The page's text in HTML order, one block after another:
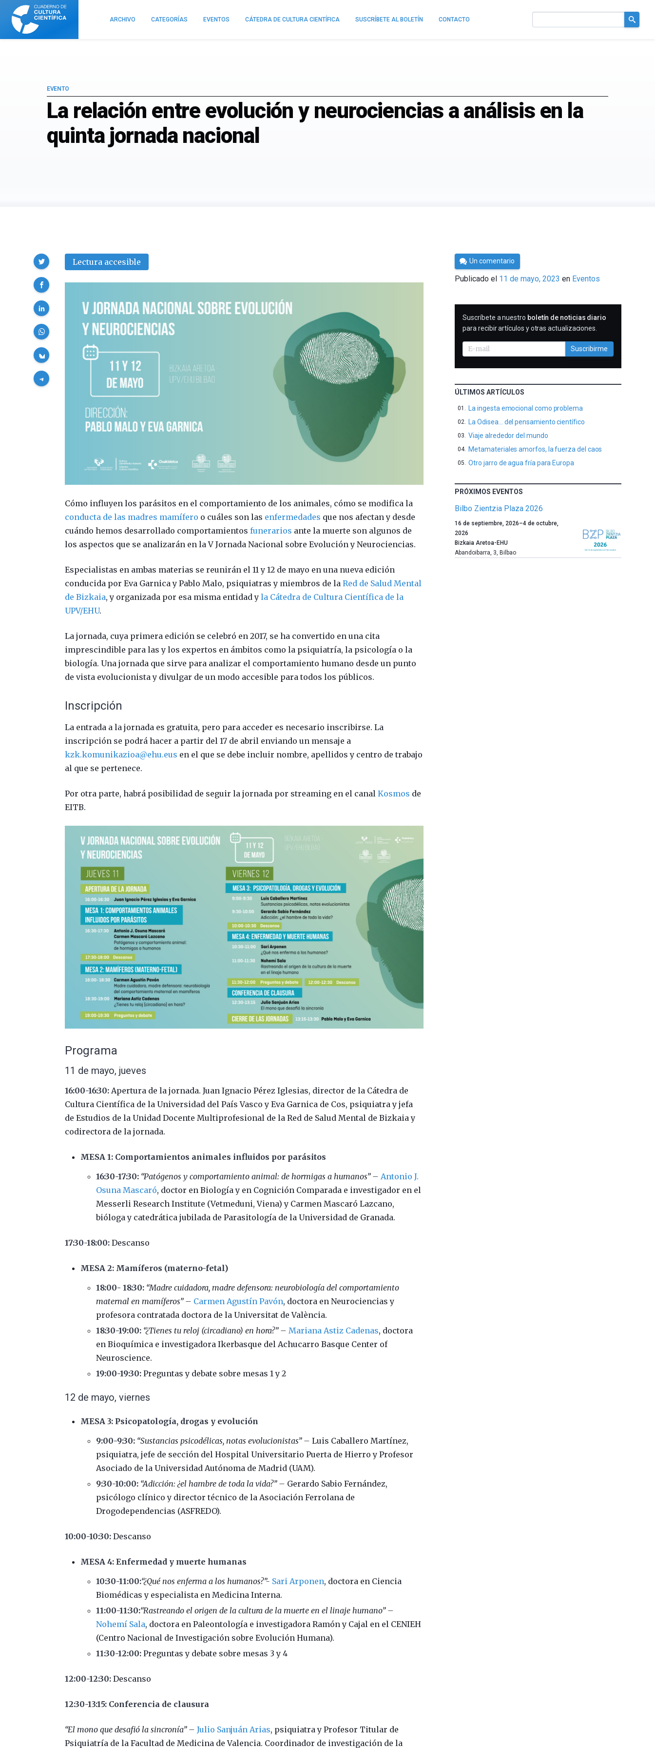
Cuaderno
Cultura
Científica
ARCHIVO CATEGORÍAS EVENTOS CÁTEDRA DE CULTURA CIENTÍFICA SUSCRÍBETE AL BOLETÍN CONTACTO
La relación entre evolución y neurociencias a análisis en la
quinta jornada nacional
EVENTO
Lectura accesible
Cómo influyen los parásitos en el comportamiento de los animales, cómo se modifica la
conducta de las madres mamífero o cuáles son las enfermedades que nos afectan y desde
cuándo hemos desarrollado comportamientosfunerarios ante la muerte son algunos de
los aspectos que se analizarán en la V Jornada Nacional sobre Evolución y Neurociencias.
Especialistas en ambas materias se reunirán el 11 y 12 de mayo en una nueva edición
conducida por Eva Garnica y Pablo Malo, psiquiatras y miembros de laRed de Salud Mental
de Bizkaia, y organizada por esa misma entidad yla Cátedra de Cultura Científica de la
UPV/EHU.
La jornada, cuya primera edición se celebró en 2017, se ha convertido en una cita
imprescindible para las y los expertos en ámbitos como la psiquiatría, la psicología o la
biología. Una jornada que sirve para analizar el comportamiento humano desde un punto
de vista evolucionista y divulgar de un modo accesible para todos los públicos.
Inscripción
La entrada a la jornada es gratuita, pero para acceder es necesario inscribirse. La
inscripción se podrá hacer a partir del 17 de abril enviando un mensaje a
kzk.komunikazioa@ehu.eus en el que se debe incluir nombre, apellidos y centro de trabajo
al que se pertenece.
Por otra parte, habrá posibilidad de seguir la jornada por streaming en el canalKosmos de
EITB.
Programa
11 de mayo, jueves
16:00-16:30: Apertura de la jornada. Juan Ignacio Pérez Iglesias, director de la Cátedra de
Cultura Científica de la Universidad del País Vasco y Eva Garnica de Cos, psiquiatra y jefa
de Estudios de la Unidad Docente Multiprofesional de la Red de Salud Mental de Bizkaia y
codirectora de la jornada.
MESA 1: Comportamientos animales influidos por parásitos
16:30-17:30: “Patógenos y comportamiento animal: de hormigas a humanos” – Antonio J.
Osuna Mascaró, doctor en Biología y en Cognición Comparada e investigador en el
Messerli Research Institute (Vetmeduni, Viena) y Carmen Mascaró Lazcano,
bióloga y catedrática jubilada de Parasitología de la Universidad de Granada.
17:30-18:00:Descanso
MESA 2: Mamíferos (materno-fetal)
18:00- 18:30: “Madre cuidadora, madre defensora: neurobiología del comportamiento
maternal en mamíferos” – Carmen Agustín Pavón, doctora en Neurociencias y
profesora contratada doctora de la Universitat de València.
18:30-19:00: “¿Tienes tu reloj (circadiano) en hora?” – Mariana Astiz Cadenas, doctora
en Bioquímica e investigadora Ikerbasque del Achucarro Basque Center of
Neuroscience.
19:00-19:30:Preguntas y debate sobre mesas 1 y 2
12 de mayo, viernes
MESA 3: Psicopatología, drogas y evolución
9:00-9:30: “Sustancias psicodélicas, notas evolucionistas” –Luis Caballero Martínez,
psiquiatra, jefe de sección del Hospital Universitario Puerta de Hierro y Profesor
Asociado de la Universidad Autónoma de Madrid (UAM).
9:30-10:00: “Adicción: ¿el hambre de toda la vida?” – Gerardo Sabio Fernández,
psicólogo clínico y director técnico de la Asociación Ferrolana de
Drogodependencias (ASFREDO).
10:00-10:30:Descanso
MESA 4: Enfermedad y muerte humanas
10:30-11:00:“¿Qué nos enferma a los humanos?”- Sari Arponen, doctora en Ciencia
Biomédicas y especialista en Medicina Interna.
11:00-11:30:“Rastreando el origen de la cultura de la muerte en el linaje humano” –
Nohemí Sala, doctora en Paleontología e investigadora Ramón y Cajal en el CENIEH
(Centro Nacional de Investigación sobre Evolución Humana).
11:30-12:00:Preguntas y debate sobre mesas 3 y 4
12:00-12:30:Descanso
12:30-13:15: Conferencia de clausura
“El mono que desafió la sincronía” –Julio Sanjuán Arias, psiquiatra y Profesor Titular de
Psiquiatría de la Facultad de Medicina de Valencia. Coordinador de investigación de la
Compartir
Por
Cultura
Cientifica
Un comentario
Publicado el 11 de mayo, 2023 en Eventos
SUSCRIBIRME
Suscríbete a nuestro boletín de noticias diario
para recibir artículos y otras actualizaciones.
Suscribirme
ÚLTIMOS ARTÍCULOS
La ingesta emocional como problema
La Odisea… del pensamiento científico
Viaje alrededor del mundo
Metamateriales amorfos, la fuerza del caos
Otro jarro de agua fría para Europa
PRÓXIMOS EVENTOS
Bilbo Zientzia Plaza 2026
Un
año
más,
Bilbao
16 de septiembre, 2026–4 de octubre,
2026
Bizkaia Aretoa-EHU
Abandoibarra, 3, Bilbao